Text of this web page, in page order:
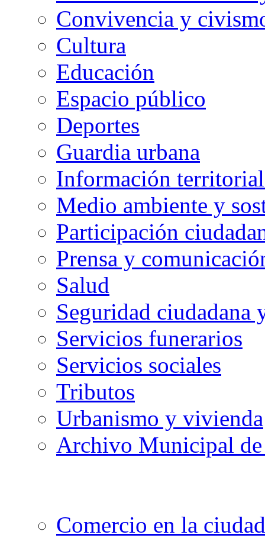
Convivencia y
Cultura
Educación
Espacio público
Deportes
Guardia urbana
Información
Medio ambiente y
Participación
Prensa y
Salud
Seguridad ciudadana
Servicios funerarios
Servicios sociales
Tributos
Urbanismo y vivienda
Archivo Municipal de
Comercio en la ciudad